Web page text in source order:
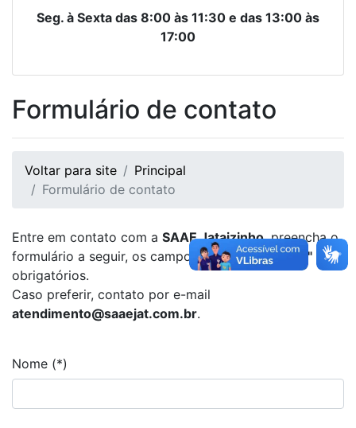
Seg. à Sexta das 8:00 às 11:30 e das 13:00 às
17:00
Formulário de contato
Voltar para site
Principal
Formulário de contato
Entre em contato com a SAAE Jataizinho, preencha o
formulário a seguir, os campos marcados com"*" são
obrigatórios.
Caso preferir, contato por e-mail
atendimento@saaejat.com.br.
Nome (*)